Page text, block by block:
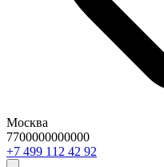
Москва
7700000000000
29 24 211 994 7+